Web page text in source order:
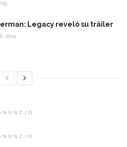
Legacy reveló su tráiler
2024